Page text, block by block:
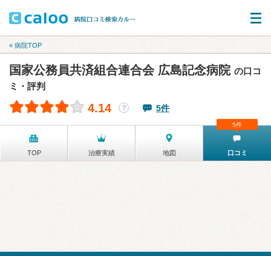
« 病院TOP
国家公務員共済組合連合会 広島記念病院 の口コ
ミ・評判
4.14 ？ 5件
TOP 治療実績 地図 口コミ
5件